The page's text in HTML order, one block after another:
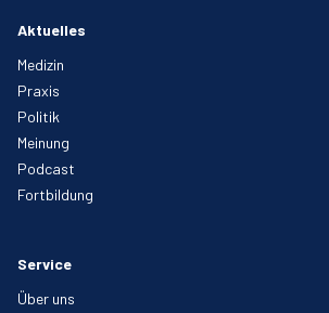
Aktuelles
Medizin
Praxis
Politik
Meinung
Podcast
Fortbildung
Service
Über uns